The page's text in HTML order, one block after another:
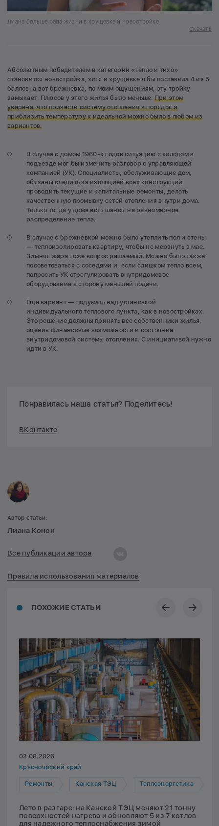
Лиана больше рада жизни в хрущевке и новостройке
Скачать
Абсолютным победителем в категории «тепло и тихо»
становится новостройка, хотя и хрущевке я бы поставила 4 из 5
баллов, а вот брежневка, по моим ощущениям, эту тройку
замыкает. Плюсов у этого жилья было меньше. При этом
уверена, что привести систему отопления в порядок и
приблизить температуру к идеальной можно было в любом из
вариантов.
В случае с домом 1960-х годов ситуацию с холодом в
подъезде мог бы изменить разговор с управляющей
компанией (УК). Специалисты, обслуживающие дом,
обязаны следить за изоляцией всех конструкций,
проводить текущие и капитальные ремонты, делать
качественную промывку сетей отопления внутри дома.
Только тогда у дома есть шансы на равномерное
распределение тепла.
В случае с брежневкой можно было утеплить пол и стены
— теплоизолировать квартиру, чтобы не мерзнуть в мае.
Зимняя жара тоже вопрос решаемый. Можно было также
посоветоваться с соседями и, если слишком тепло всем,
попросить УК отрегулировать внутридомовое
оборудование в сторону меньшей подачи.
Еще вариант — подумать над установкой
индивидуального теплового пункта, как в новостройках.
Это решение должны принять все собственники жилья,
оценив финансовые возможности и состояние
внутридомовой системы отопления. С инициативой нужно
идти в УК.
Понравилась наша статья? Поделитесь!
ВКонтакте
ПОХОЖИЕ СТАТЬИ
03.08.2026
Красноярский край
Ремонты Канская ТЭЦ Теплоэнергетика
Лето в разгаре: на Канской ТЭЦ меняют 21 тонну
поверхностей нагрева и обновляют 5 из 7 котлов
для надежного теплоснабжения зимой
Автор статьи:
Лиана Конон
Все публикации автора
Правила использования материалов